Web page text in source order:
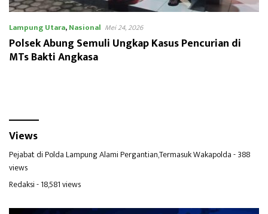
Lampung Utara,Nasional Mei 24, 2026
Polsek Abung Semuli Ungkap Kasus Pencurian di
MTs Bakti Angkasa
Views
Pejabat di Polda Lampung Alami Pergantian,Termasuk Wakapolda- 388
views
Redaksi- 18,581 views